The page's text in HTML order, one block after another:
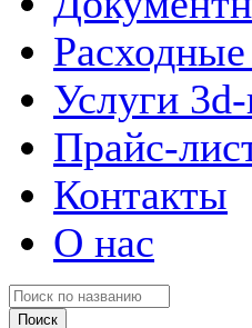
Услуги
Прайс-
Контакты
О нас